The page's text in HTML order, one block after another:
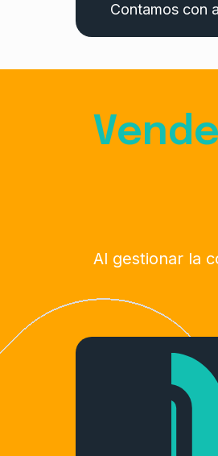
Contamos con
Al gestionar la